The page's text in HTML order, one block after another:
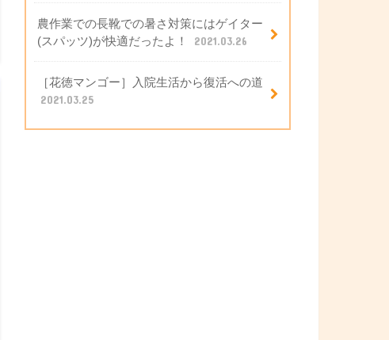
農作業での長靴での暑さ対策にはゲイター
(スパッツ)が快適だったよ！
2021.03.26
［花徳マンゴー］入院生活から復活への道
2021.03.25